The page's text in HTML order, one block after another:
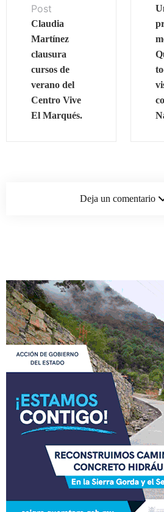
Post
Claudia
Martínez
clausura
cursos de
verano del
Centro Vive
El Marqués. ⁠
Deja un comentario